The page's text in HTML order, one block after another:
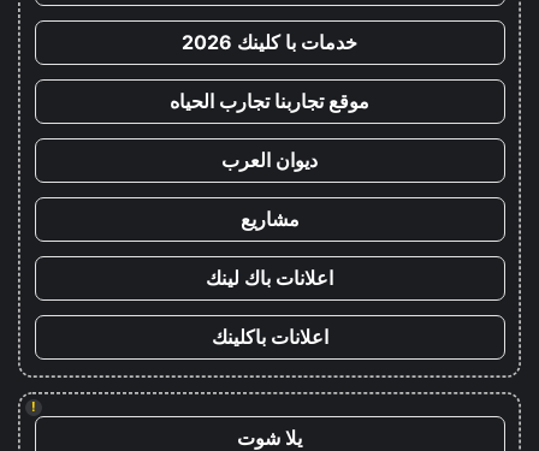
خدمات با كلينك 2026
موقع تجاربنا تجارب الحياه
ديوان العرب
مشاريع
اعلانات باك لينك
اعلانات باكلينك
!
يلا شوت